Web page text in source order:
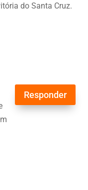
do Santa Cruz.
Responder